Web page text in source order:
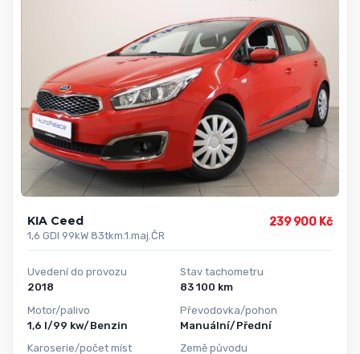
KIA Ceed
1,6 GDI 99kW 83tkm.1.maj.ČR
239 900 Kč
Uvedení do provozu
2018
Motor/palivo
1,6 l/99 kw/Benzin
Karoserie/počet míst
Stav tachometru
83 100 km
Převodovka/pohon
Manuální/Přední
Země původu